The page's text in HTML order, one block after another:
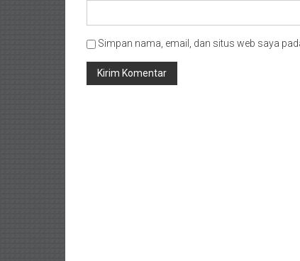
Simpan nama, email, dan situs web saya